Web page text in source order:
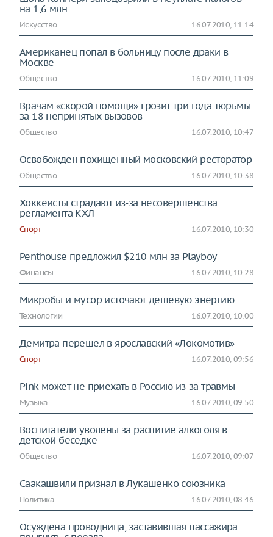
на 1,6 млн
Искусство 16.07.2010, 11:14
Американец попал в больницу после драки в
Москве
Общество 16.07.2010, 11:09
Врачам «скорой помощи» грозит три года тюрьмы
за 18 непринятых вызовов
Общество 16.07.2010, 10:47
Освобожден похищенный московский ресторатор
Общество 16.07.2010, 10:38
Хоккеисты страдают из-за несовершенства
регламента КХЛ
Спорт 16.07.2010, 10:30
Penthouse предложил $210 млн за Playboy
Финансы 16.07.2010, 10:28
Микробы и мусор источают дешевую энергию
Технологии 16.07.2010, 10:00
Демитра перешел в ярославский «Локомотив»
Спорт 16.07.2010, 09:56
Pink может не приехать в Россию из-за травмы
Музыка 16.07.2010, 09:50
Воспитатели уволены за распитие алкоголя в
детской беседке
Общество 16.07.2010, 09:07
Саакашвили признал в Лукашенко союзника
Политика 16.07.2010, 08:46
Осуждена проводница, заставившая пассажира